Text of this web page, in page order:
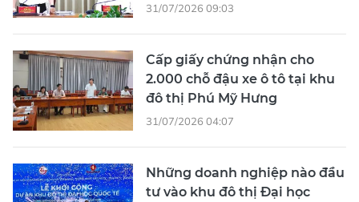
31/07/2026 09:03
Cấp giấy chứng nhận cho
2.000 chỗ đậu xe ô tô tại khu
đô thị Phú Mỹ Hưng
31/07/2026 04:07
Những doanh nghiệp nào đầu
tư vào khu đô thị Đại học